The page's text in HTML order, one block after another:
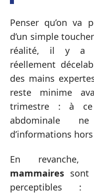
Penser qu’on va
d’un simple
réalité, il y a
réellement
des mains
reste minime
trimestre : à ce
abdominale
d’informations
En
mammaires sont
perceptibles :